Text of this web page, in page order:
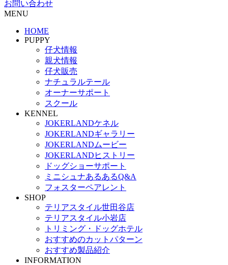
お問い合わせ
MENU
HOME
PUPPY
仔犬情報
親犬情報
仔犬販売
ナチュラルテール
オーナーサポート
スクール
KENNEL
JOKERLANDケネル
JOKERLANDギャラリー
JOKERLANDムービー
JOKERLANDヒストリー
ドッグショーサポート
ミニシュナあるあるQ&A
フォスターペアレント
SHOP
テリアスタイル世田谷店
テリアスタイル小岩店
トリミング・ドッグホテル
おすすめのカットパターン
おすすめ製品紹介
INFORMATION